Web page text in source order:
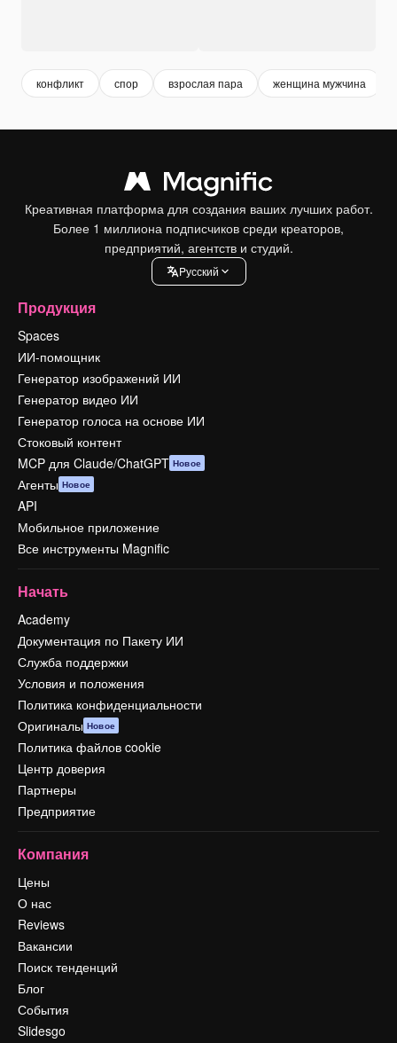
конфликт спор взрослая пара женщина мужчина
Креативная платформа для создания ваших лучших работ.
Более 1 миллиона подписчиков среди креаторов,
предприятий, агентств и студий.
Pусский
Продукция
Spaces
ИИ-помощник
Генератор изображений ИИ
Генератор видео ИИ
Генератор голоса на основе ИИ
Стоковый контент
MCP для Claude/ChatGPT Новое
Агенты Новое
API
Мобильное приложение
Все инструменты Magnific
Начать
Academy
Документация по Пакету ИИ
Служба поддержки
Условия и положения
Политика конфиденциальности
Оригиналы Новое
Политика файлов cookie
Центр доверия
Партнеры
Предприятие
Компания
Цены
О нас
Reviews
Вакансии
Поиск тенденций
Блог
События
Slidesgo